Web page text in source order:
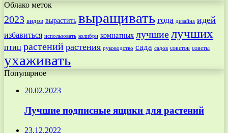
Облако меток
2023 видов вырастить выращивать года дизайна идей
избавиться использовать колибри комнатных лучшиелучших
птиц растений растения руководство сада садов советов советы
ухаживать
Популярное
20.02.2023
Лучшие подписные ящики для растений
23.12.2022